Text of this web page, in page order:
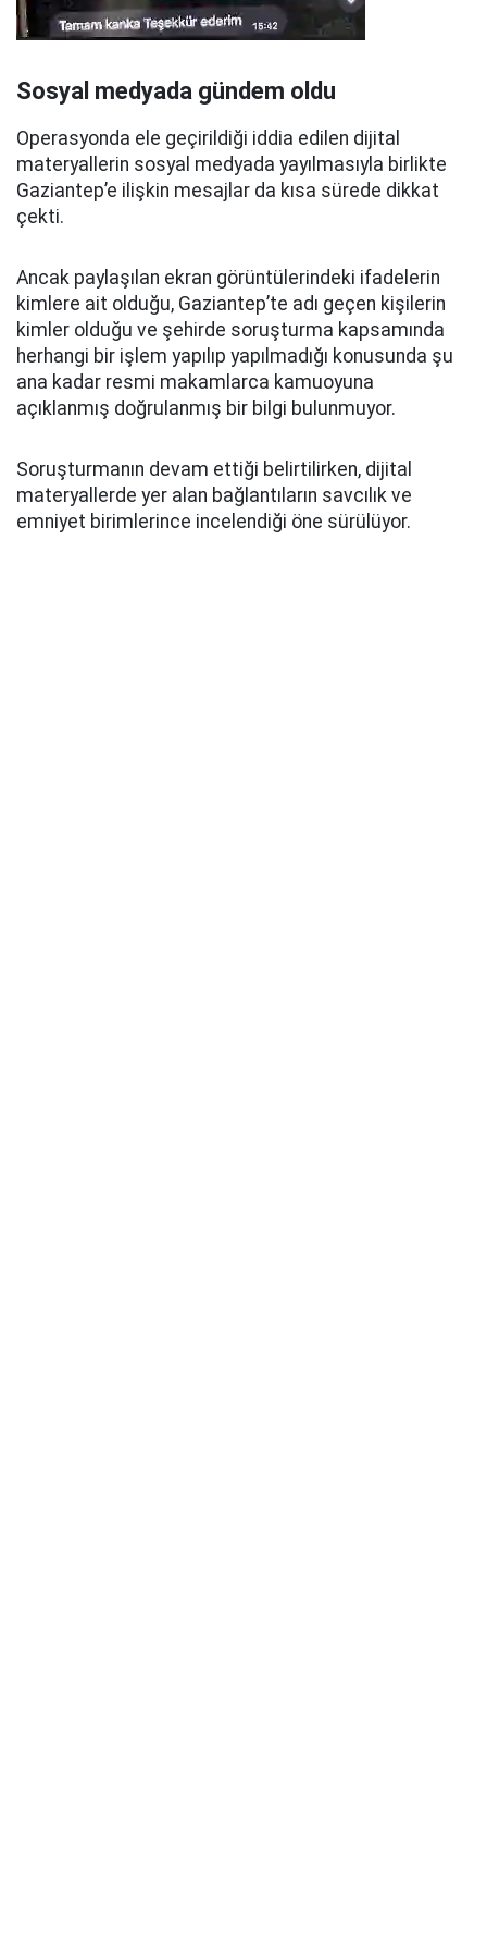
Sosyal medyada gündem oldu
Operasyonda ele geçirildiği iddia edilen dijital
materyallerin sosyal medyada yayılmasıyla birlikte
Gaziantep’e ilişkin mesajlar da kısa sürede dikkat
çekti.
Ancak paylaşılan ekran görüntülerindeki ifadelerin
kimlere ait olduğu, Gaziantep’te adı geçen kişilerin
kimler olduğu ve şehirde soruşturma kapsamında
herhangi bir işlem yapılıp yapılmadığı konusunda şu
ana kadar resmi makamlarca kamuoyuna
açıklanmış doğrulanmış bir bilgi bulunmuyor.
Soruşturmanın devam ettiği belirtilirken, dijital
materyallerde yer alan bağlantıların savcılık ve
emniyet birimlerince incelendiği öne sürülüyor.